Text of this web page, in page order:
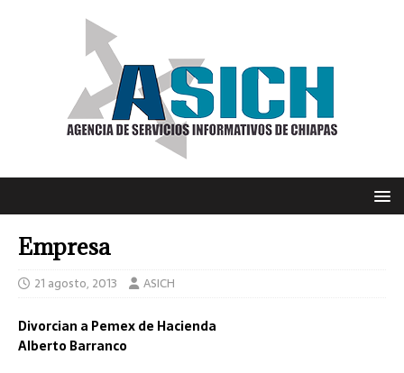
Empresa
21 agosto, 2013 ASICH
Divorcian a Pemex de Hacienda
Alberto Barranco